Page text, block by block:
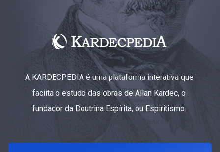
A KARDECPEDIA é uma plataforma interativa que
faciita o estudo das obras de Allan Kardec, o
fundador da Doutrina Espírita, ou Espiritismo.